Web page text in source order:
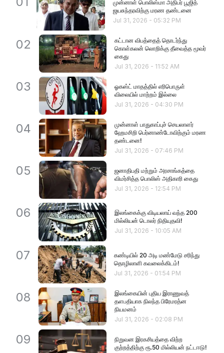
முன்னாள் பொலிஸ்மா அதிபர் பூஜித்
ஜயசுந்தரவிற்கு மரண தண்டனை
Jul 31, 2026 - 05:32 PM
02
கட்டான விபத்தைத் தொடர்ந்து
கொள்கலன் லொறிக்கு தீவைத்த மூவர்
கைது
Jul 31, 2026 - 11:52 AM
03
ஓகஸ்ட் மாதத்தில் எரிபொருள்
விலையில் மாற்றம் இல்லை
Jul 31, 2026 - 04:30 PM
04
முன்னாள் பாதுகாப்புச் செயலாளர்
ஹேமசிறி பெர்னாண்டோவிற்கும் மரண
தண்டனை!
Jul 31, 2026 - 07:46 PM
05
ஜனாதிபதி மற்றும் அரசாங்கத்தை
விமர்சித்த பொலிஸ் அதிகாரி கைது
Jul 31, 2026 - 12:54 PM
06
இலங்கைக்கு விடியலாய் வந்த 200
மில்லியன் டொலர் நிதியுதவி!
Jul 31, 2026 - 10:05 AM
07
கண்டியில் 20 அடி மண்மேடு சரிந்து
தொழிலாளி கவலைக்கிடம்!
Jul 31, 2026 - 01:54 PM
08
இலங்கையின் புதிய இராணுவத்
தளபதியாக நிலந்த பிரேமரத்ன
நியமனம்
Jul 31, 2026 - 02:08 PM
09
நிறுவன இரகசியத்தை விற்ற
குற்றத்திற்கு ரூ.50 மில்லியன் நட்டஈடு!